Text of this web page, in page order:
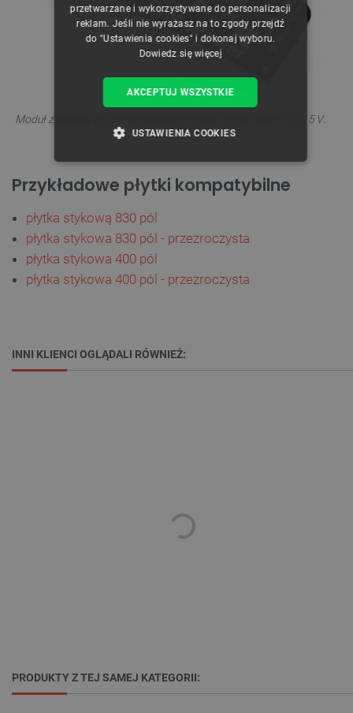
Moduł zasilający do płytek stykowych micro ProtoPower - 3,3 V 5 V.
Przykładowe płytki kompatybilne
płytka stykową 830 pól
płytka stykowa 830 pól - przezroczysta
płytka stykowa 400 pól
płytka stykowa 400 pól - przezroczysta
INNI KLIENCI OGLĄDALI RÓWNIEŻ:
PRODUKTY Z TEJ SAMEJ KATEGORII:
przetwarzane i wykorzystywane do personalizacji
reklam. Jeśli nie wyrażasz na to zgody przejdź
do "Ustawienia cookies" i dokonaj wyboru.
Dowiedz się więcej
AKCEPTUJ WSZYSTKIE
USTAWIENIA COOKIES
FUNKCJONALNOŚĆ